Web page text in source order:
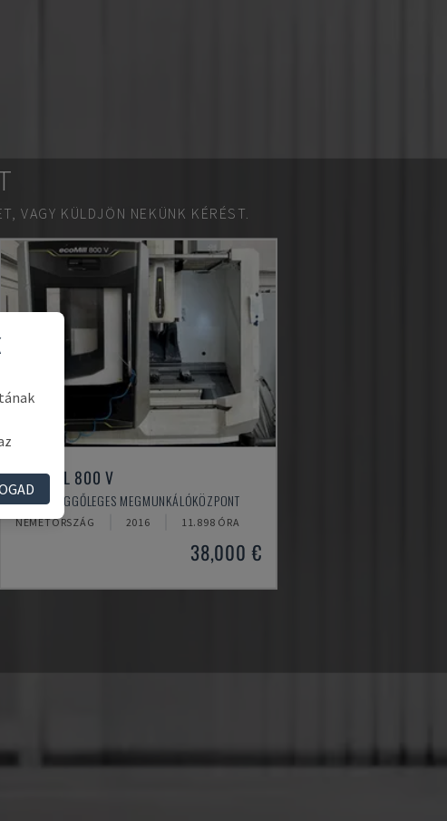
VAGY KÜLDJÖN NEKÜNK KÉRÉST.
ECOMILL 800 V
DMG - FÜGGŐLEGES MEGMUNKÁLÓKÖZPONT
NÉMETORSZÁG 2016 11.898 ÓRA
38,000 €